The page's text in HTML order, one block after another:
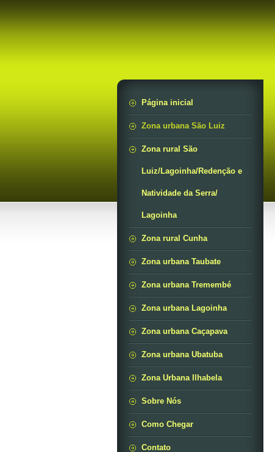
Página inicial
Zona urbana São Luiz
Zona rural São
Luiz/Lagoinha/Redenção e
Natividade da Serra/
Lagoinha
Zona rural Cunha
Zona urbana Taubate
Zona urbana Tremembé
Zona urbana Lagoinha
Zona urbana Caçapava
Zona urbana Ubatuba
Zona Urbana Ilhabela
Sobre Nós
Como Chegar
Contato